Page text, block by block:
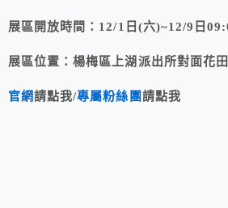
展區開放時間：12/1日(六)~12/9日
展區位置：楊梅區上湖派出所對面花
官網請點我/專屬粉絲團請點我